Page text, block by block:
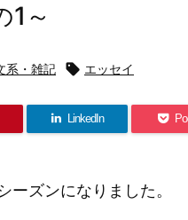
1～
系・雑記  エッセイ
LinkedIn
ズンになりました。